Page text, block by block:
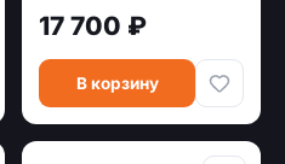
17 700 ₽
В корзину